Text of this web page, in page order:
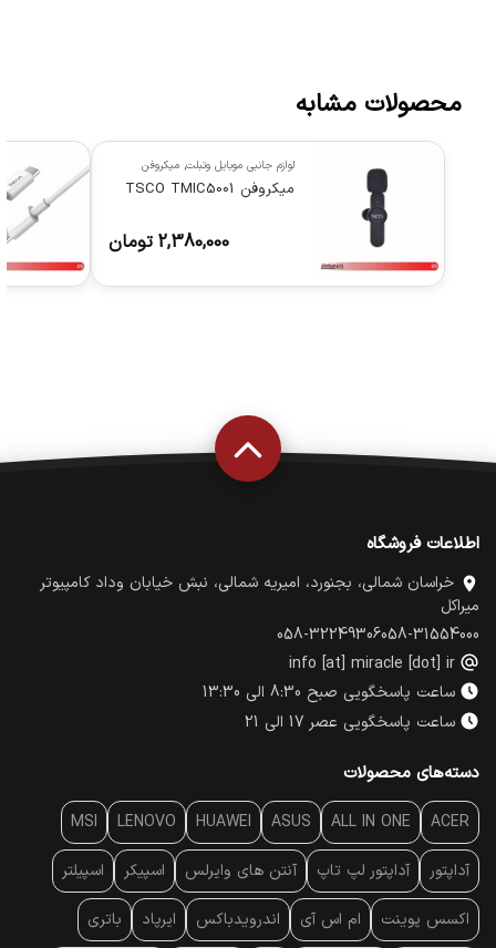
محصولات مشابه
لوازم جانبی موبایل وتبلت, میکروفن
میکروفن TSCO TMIC5001
2,380,000 تومان
اطلاعات فروشگاه
خراسان شمالی، بجنورد، امیریه شمالی، نبش خیابان وداد کامپیوتر
میراکل
058-31554000
058-32249306
info [at] miracle [dot] ir
ساعت پاسخگویی صبح 8:30 الی 13:30
ساعت پاسخگویی عصر 17 الی 21
دسته‌های محصولات
ACER
ALL IN ONE
ASUS
HUAWEI
LENOVO
MSI
آداپتور آداپتور لپ تاپ آنتن‌ های وایرلس اسپیکر اسپیلتر
اکسس پوینت ام اس آی اندرویدباکس ایرپاد باتری